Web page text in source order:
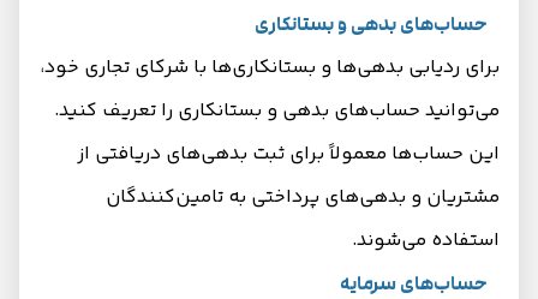
حساب‌های بدهی و بستانکاری
برای ردیابی بدهی‌ها و بستانکاری‌ها با شرکای تجاری خود،
می‌توانید حساب‌های بدهی و بستانکاری را تعریف کنید.
این حساب‌ها معمولاً برای ثبت بدهی‌های دریافتی از
مشتریان و بدهی‌های پرداختی به تامین‌کنندگان
استفاده می‌شوند.
حساب‌های سرمایه